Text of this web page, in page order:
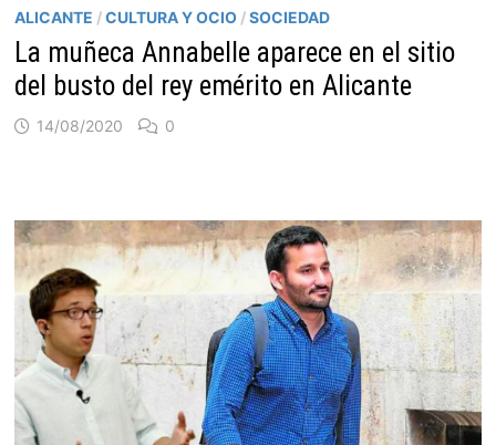
ALICANTE /CULTURA Y OCIO /SOCIEDAD
La muñeca Annabelle aparece en el sitio
del busto del rey emérito en Alicante
14/08/2020 0